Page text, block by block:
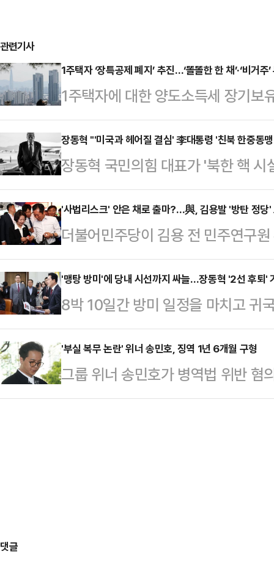
관련기사
1주택자 ‘장특공제 폐지’ 추진…‘똘똘한 한 채’·‘비거주
1주택자에 대한 양도소득세 장기보
하는 방안이 정부와 여권을 중심으
울 핵심 지역의 ‘똘똘한 한 채’ 현상
자에게까지 세제 혜택을 부여하는
다.다만 1주택자에 대한 양도세 부
축을 초래할 수 있다는 우려도 동
“단기 차익 투기 수요와 무관”21일
에 대한 장특공제 등 세제…
장동혁 "'미국과 헤어질 결심' 李대통령 '친북 한중동
장동혁 국민의힘 대표가 '북한 핵
일부 장관을 옹호한 이재명 대통령
비판했다.장동혁 대표는 21일 페이
는 제목의 글을 게재했다.이어 장
동맹? or 한중동맹?"이라고 질문하
에 '친북 한중동맹!!'이라고 답하는
트럼프 대통령 사진에 '까불면 대가
'FAFO…
'사법리스크' 안은 채로 출마?…與, 김용발 '방탄 정당'
더불어민주당이 김용 전 민주연구
이 집중되고 있다. 이재명 대통령
공천 신중론과 강행론으로 엇갈리
때문인데, '방탄 정당' 논란 재점화
다.정청래 대표는 20일 오후 국회
에 대한 공천 여부에 대해 "차차 말
다.강준현 수석대변인 역시 이날
천은) 최고위…
'맹탕 방미'에 당내 시선까지 싸늘…장동혁 '2선 후퇴'
8박 10일간 방미 일정을 마치고 귀
발표에 나섰으나, 당내 시선은 여전
거를 앞두고 미국행에 오른 시점이
후퇴' 요구 목소리가 점차 커지는
전 국회에서 기자회견을 열고 "지
'부실 복무 논란' 위너 송민호, 징역 1년 6개월 구형
그룹 위너 송민호가 병역법 위반 혐
했다. 검찰은 송민호에게 징역 1년
댓글